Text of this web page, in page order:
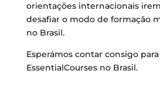
orientações internacionais
desafiar o modo de formação
no Brasil.
Esperámos contar consigo
EssentialCourses no Brasil.